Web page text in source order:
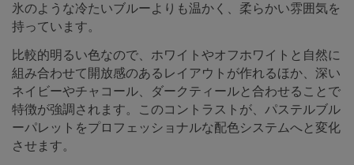
氷のような冷たいブルーよりも温かく、柔らかい雰囲気を
持っています。
比較的明るい色なので、ホワイトやオフホワイトと自然に
組み合わせて開放感のあるレイアウトが作れるほか、深い
ネイビーやチャコール、ダークティールと合わせることで
特徴が強調されます。このコントラストが、パステルブル
ーパレットをプロフェッショナルな配色システムへと変化
させます。